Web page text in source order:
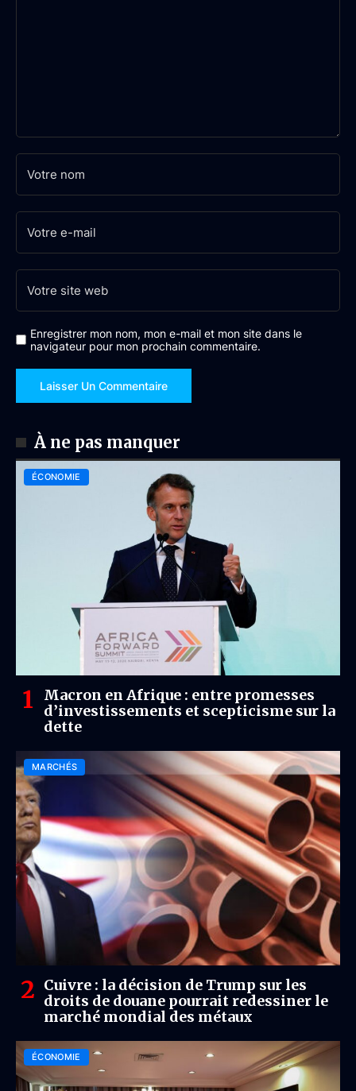
Enregistrer mon nom, mon e-mail et mon site dans le
navigateur pour mon prochain commentaire.
À ne pas manquer
ÉCONOMIE
Macron en Afrique : entre promesses
d’investissements et scepticisme sur la
dette
MARCHÉS
Cuivre : la décision de Trump sur les
droits de douane pourrait redessiner le
marché mondial des métaux
ÉCONOMIE